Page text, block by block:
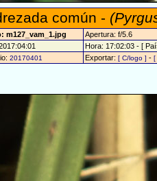
común -
m127_vam_1.jpg
Apertura: f/5.6
Hora: 17:02:03 - [
20170401 Exportar: [ C/logo ] - [